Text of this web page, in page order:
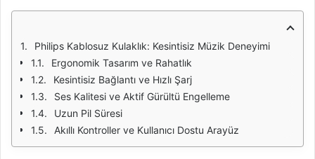
Philips Kablosuz Kulaklık: Kesintisiz Müzik Deneyimi
Ergonomik Tasarım ve Rahatlık
Kesintisiz Bağlantı ve Hızlı Şarj
Ses Kalitesi ve Aktif Gürültü Engelleme
Uzun Pil Süresi
Akıllı Kontroller ve Kullanıcı Dostu Arayüz